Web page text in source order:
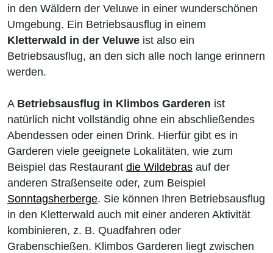
in den Wäldern der Veluwe in einer wunderschönen
Umgebung. Ein Betriebsausflug in einem
Kletterwald in der Veluwe ist also ein
Betriebsausflug, an den sich alle noch lange erinnern
werden.
A Betriebsausflug in Klimbos Garderen ist
natürlich nicht vollständig ohne ein abschließendes
Abendessen oder einen Drink. Hierfür gibt es in
Garderen viele geeignete Lokalitäten, wie zum
Beispiel das Restaurant die Wildebras auf der
anderen Straßenseite oder, zum Beispiel
Sonntagsherberge. Sie können Ihren Betriebsausflug
in den Kletterwald auch mit einer anderen Aktivität
kombinieren, z. B. Quadfahren oder
Grabenschießen. Klimbos Garderen liegt zwischen